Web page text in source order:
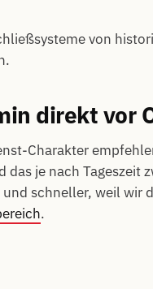
von
direkt vor
Charakter
das je nach
und schneller, weil
.